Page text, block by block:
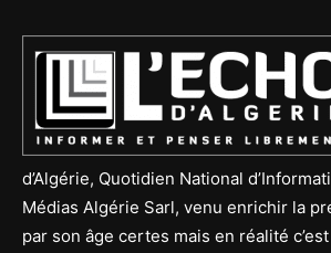
d’Algérie, Quotidien National
Médias Algérie Sarl, venu enrichir la
par son âge certes mais en réalité